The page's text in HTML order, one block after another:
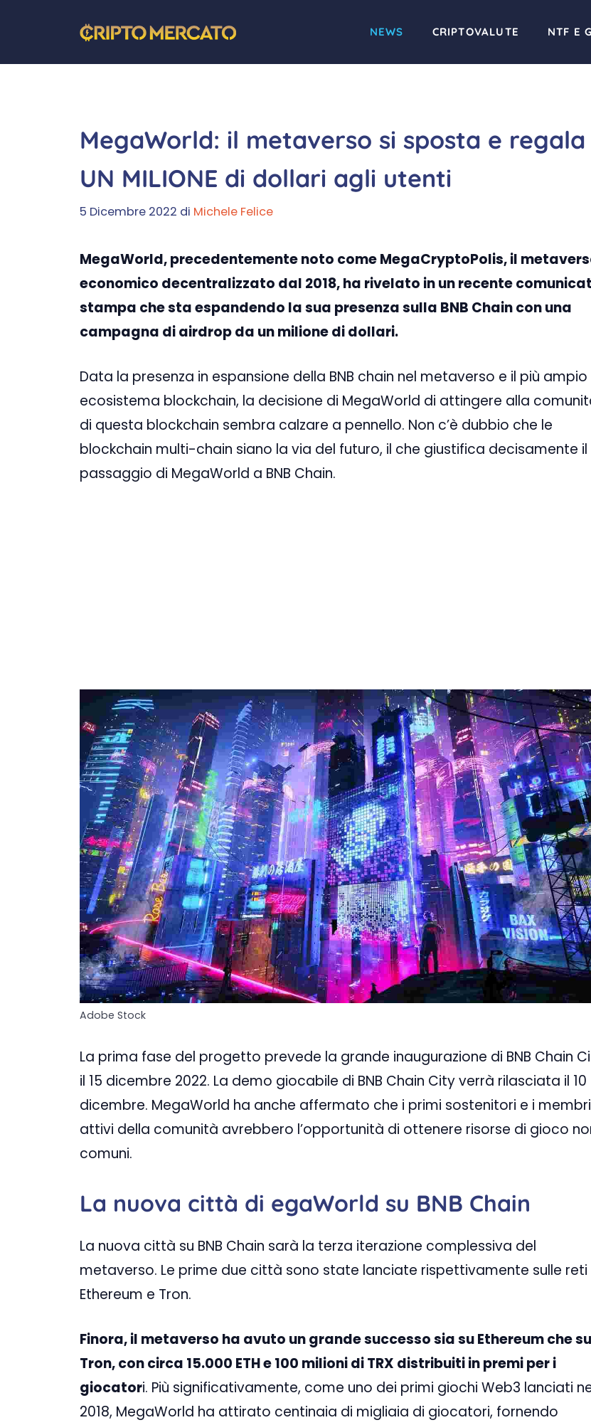
contenuto
NEWS CRIPTOVALUTE NTF E
MegaWorld: il metaverso si sposta e regala
UN MILIONE di dollari agli utenti
5 Dicembre 2022 di Michele Felice
MegaWorld, precedentemente noto come MegaCryptoPolis, il
economico decentralizzato dal 2018, ha rivelato in un recente
stampa che sta espandendo la sua presenza sulla BNB Chain con una
campagna di airdrop da un milione di dollari.
Data la presenza in espansione della BNB chain nel metaverso e il più ampio
ecosistema blockchain, la decisione di MegaWorld di attingere alla
di questa blockchain sembra calzare a pennello. Non c’è dubbio che le
blockchain multi-chain siano la via del futuro, il che giustifica decisamente il
passaggio di MegaWorld a BNB Chain.
Adobe Stock
La prima fase del progetto prevede la grande inaugurazione di BNB Chain
il 15 dicembre 2022. La demo giocabile di BNB Chain City verrà rilasciata il 10
dicembre. MegaWorld ha anche affermato che i primi sostenitori e i membri
attivi della comunità avrebbero l’opportunità di ottenere risorse di gioco
comuni.
La nuova città di egaWorld su BNB Chain
La nuova città su BNB Chain sarà la terza iterazione complessiva del
metaverso. Le prime due città sono state lanciate rispettivamente sulle reti
Ethereum e Tron.
Finora, il metaverso ha avuto un grande successo sia su Ethereum che su
Tron, con circa 15.000 ETH e 100 milioni di TRX distribuiti in premi per i
giocatori. Più significativamente, come uno dei primi giochi Web3 lanciati
2018, MegaWorld ha attirato centinaia di migliaia di giocatori, fornendo